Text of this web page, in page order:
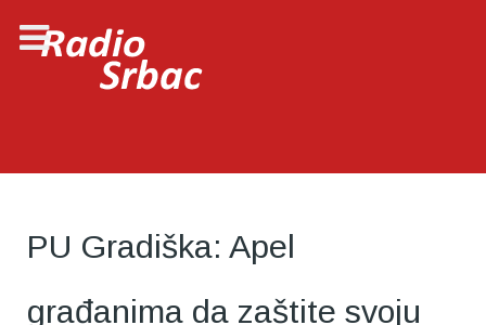
PU Gradiška: Apel
građanima da zaštite svoju